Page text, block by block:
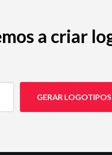
a criar
GERAR LOGOTIPOS